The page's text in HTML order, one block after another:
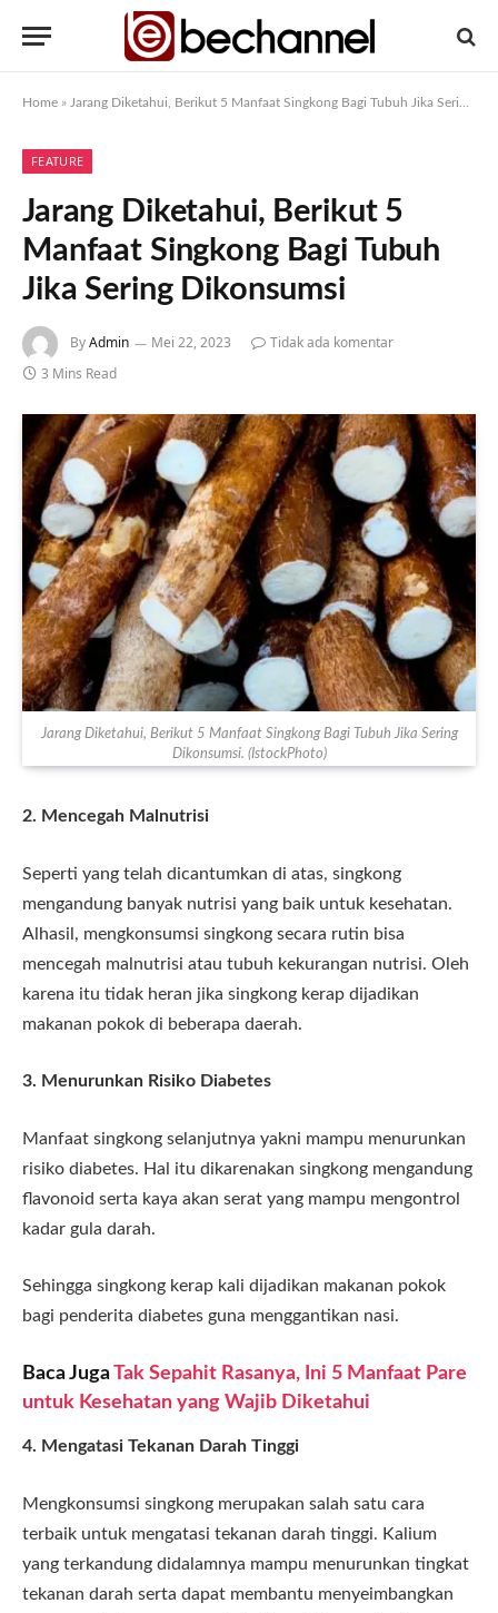
Home » Jarang Diketahui, Berikut 5 Manfaat Singkong Bagi Tubuh Jika Sering Dikonsumsi
FEATURE
Jarang Diketahui, Berikut 5
Manfaat Singkong Bagi Tubuh
Jika Sering Dikonsumsi
ByAdmin Mei 22, 2023
Tidak ada komentar
3 Mins Read
Jarang Diketahui, Berikut 5 Manfaat Singkong Bagi Tubuh Jika Sering
Dikonsumsi. (IstockPhoto)
2. Mencegah Malnutrisi
Seperti yang telah dicantumkan di atas, singkong
mengandung banyak nutrisi yang baik untuk kesehatan.
Alhasil, mengkonsumsi singkong secara rutin bisa
mencegah malnutrisi atau tubuh kekurangan nutrisi. Oleh
karena itu tidak heran jika singkong kerap dijadikan
makanan pokok di beberapa daerah.
3. Menurunkan Risiko Diabetes
Manfaat singkong selanjutnya yakni mampu menurunkan
risiko diabetes. Hal itu dikarenakan singkong mengandung
flavonoid serta kaya akan serat yang mampu mengontrol
kadar gula darah.
Sehingga singkong kerap kali dijadikan makanan pokok
bagi penderita diabetes guna menggantikan nasi.
Baca JugaTak Sepahit Rasanya, Ini 5 Manfaat Pare
untuk Kesehatan yang Wajib Diketahui
4. Mengatasi Tekanan Darah Tinggi
Mengkonsumsi singkong merupakan salah satu cara
terbaik untuk mengatasi tekanan darah tinggi. Kalium
yang terkandung didalamnya mampu menurunkan tingkat
tekanan darah serta dapat membantu menyeimbangkan